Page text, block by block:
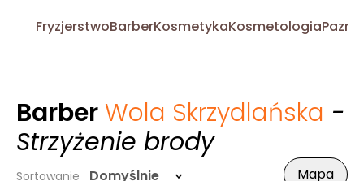
FryzjerstwoBarberKosmetykaKosmetologia
Barber Wola Skrzydlańska -
Strzyżenie brody
Sortowanie Domyślnie Mapa